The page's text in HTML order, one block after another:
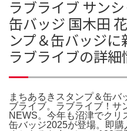
ラブライブ サン
缶バッジ 国木田
ンプ＆缶バッジ
ラブライブの詳細
まちあるきスタンプ＆缶バ
ブライブ。ラブライブ！サ
NEWS。今年も沼津でクリ
缶バッジ2025が登場。即